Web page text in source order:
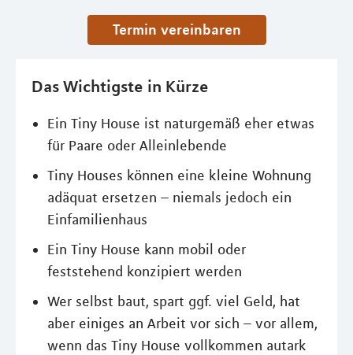
Termin vereinbaren
Das Wichtigste in Kürze
Ein Tiny House ist naturgemäß eher etwas
für Paare oder Alleinlebende
Tiny Houses können eine kleine Wohnung
adäquat ersetzen – niemals jedoch ein
Einfamilienhaus
Ein Tiny House kann mobil oder
feststehend konzipiert werden
Wer selbst baut, spart ggf. viel Geld, hat
aber einiges an Arbeit vor sich – vor allem,
wenn das Tiny House vollkommen autark